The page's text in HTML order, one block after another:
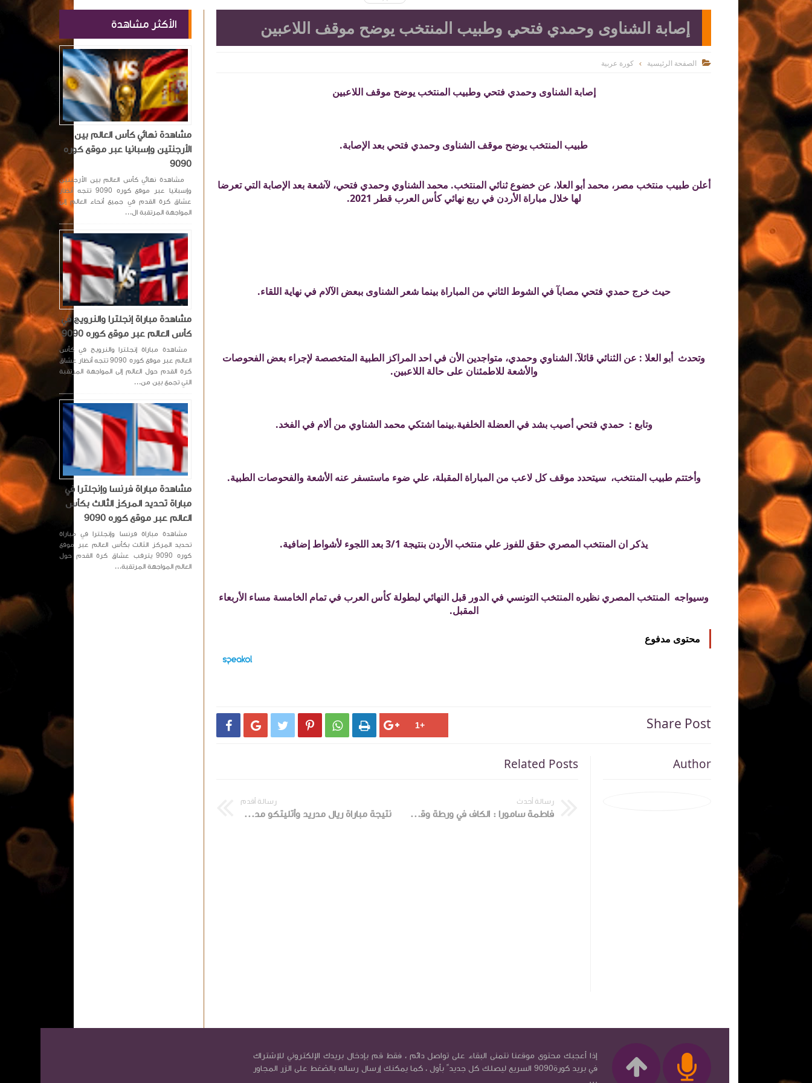
إصابة الشناوى وحمدي فتحي وطبيب المنتخب يوضح موقف اللاعبين
 الصفحة الرئيسية كورة عربية
إصابة الشناوى وحمدي فتحي وطبيب المنتخب يوضح موقف اللاعبين
طبيب المنتخب يوضح موقف الشناوى وحمدي فتحي بعد الإصابة.
أعلن طبيب منتخب مصر، محمد أبو العلا، عن خضوع ثنائي المنتخب. محمد الشناوي وحمدي فتحي، لآشعة بعد الإصابة التي تعرضا
لها خلال مباراة الأردن في ربع نهائي كأس العرب قطر 2021.
حيث خرج حمدي فتحي مصابآ في الشوط الثاني من المباراة بينما شعر الشناوى ببعض الآلام في نهاية اللقاء.
وتحدث أبو العلا : عن الثنائي قائلآ. الشناوي وحمدي، متواجدين الأن في احد المراكز الطبية المتخصصة لإجراء بعض الفحوصات
والأشعة للاطمئنان على حالة اللاعبين.
وتابع : حمدي فتحي أصيب بشد في العضلة الخلفية.بينما اشتكي محمد الشناوي من ألام في الفخد.
وأختتم طبيب المنتخب، سيتحدد موقف كل لاعب من المباراة المقبلة، علي ضوء ماستسفر عنه الأشعة والفحوصات الطبية.
يذكر ان المنتخب المصري حقق للفوز علي منتخب الأردن بنتيجة 3/1 بعد اللجوء لأشواط إضافية.
وسيواجه المنتخب المصري نظيره المنتخب التونسي في الدور قبل النهائي لبطولة كأس العرب في تمام الخامسة مساء الأربعاء
المقبل.
محتوى مدفوع
Share Post
     
Author
Related Posts
رسالة أحدث
فاطمة سامورا : الكاف في ورطة وقطر ستنظم أفضل كأس عالم في التاريخ
رسالة أقدم
نتيجة مباراة ريال مدريد وأتليتكو مدريد في الدورى الإسباني
الأكثر مشاهدة
مشاهدة نهائي كأس العالم بين
الأرجنتين وإسبانيا عبر موقع كوره
9090
مشاهدة نهائي كأس العالم بين الأرجنتين
وإسبانيا عبر موقع كوره 9090 تتجه أنظار
عشاق كرة القدم في جميع أنحاء العالم إلى
المواجهة المرتقبة ال...
مشاهدة مباراة إنجلترا والنرويج في
كأس العالم عبر موقع كوره 9090
مشاهدة مباراة إنجلترا والنرويج في كأس
العالم عبر موقع كوره 9090 تتجه أنظار عشاق
كرة القدم حول العالم إلى المواجهة المرتقبة
التي تجمع بين من...
مشاهدة مباراة فرنسا وإنجلترا في
مباراة تحديد المركز الثالث بكأس
العالم عبر موقع كوره 9090
مشاهدة مباراة فرنسا وإنجلترا في مباراة
تحديد المركز الثالث بكأس العالم عبر موقع
كوره 9090 يترقب عشاق كرة القدم حول
العالم المواجهة المرتقبة...
إذا أعجبك محتوى موقعنا نتمنى البقاء على تواصل دائم ، فقط قم بإدخال بريدك الإلكتروني للإشتراك
في بريد كورة9090 السريع ليصلك كل جديد ً بأول ، كما يمكنك إرسال رساله بالضغط على الزر المجاور
...